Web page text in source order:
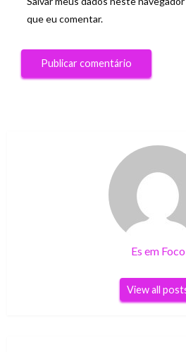
que eu comentar.
Es em Foco
View all